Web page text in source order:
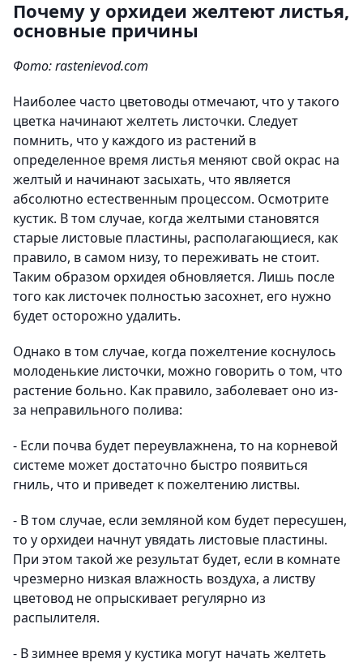
Почему у орхидеи желтеют листья,
основные причины
Фото: rastenievod.com
Наиболее часто цветоводы отмечают, что у такого
цветка начинают желтеть листочки. Следует
помнить, что у каждого из растений в
определенное время листья меняют свой окрас на
желтый и начинают засыхать, что является
абсолютно естественным процессом. Осмотрите
кустик. В том случае, когда желтыми становятся
старые листовые пластины, располагающиеся, как
правило, в самом низу, то переживать не стоит.
Таким образом орхидея обновляется. Лишь после
того как листочек полностью засохнет, его нужно
будет осторожно удалить.
Однако в том случае, когда пожелтение коснулось
молоденькие листочки, можно говорить о том, что
растение больно. Как правило, заболевает оно из-
за неправильного полива:
- Если почва будет переувлажнена, то на корневой
системе может достаточно быстро появиться
гниль, что и приведет к пожелтению листвы.
- В том случае, если земляной ком будет пересушен,
то у орхидеи начнут увядать листовые пластины.
При этом такой же результат будет, если в комнате
чрезмерно низкая влажность воздуха, а листву
цветовод не опрыскивает регулярно из
распылителя.
- В зимнее время у кустика могут начать желтеть